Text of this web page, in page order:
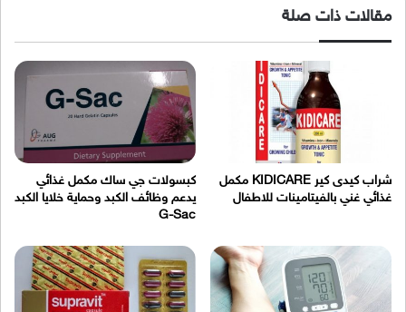
مقالات ذات صلة
شراب كيدى كير KIDICARE مكمل
غذائي غني بالفيتامينات للاطفال
كبسولات جي ساك مكمل غذائي
يدعم وظائف الكبد وحماية خلايا الكبد
G-Sac